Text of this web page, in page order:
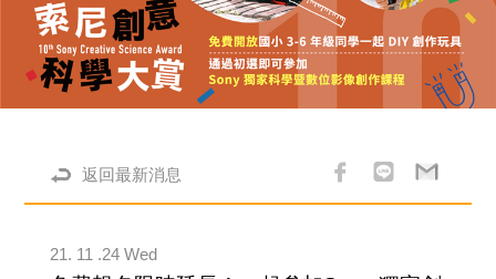
返回最新消息
21. 11 .24 Wed